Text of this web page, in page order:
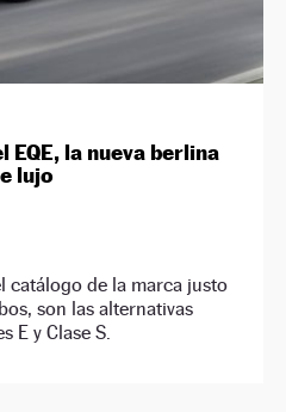
la nueva berlina
lujo
catálogo de la marca justo
son las alternativas
E y Clase S.